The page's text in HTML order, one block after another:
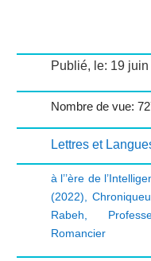
Publié, le: 19
Nombre de vue:
Lettres et
à l’’ère de
(2022)
Rabeh
Romancier